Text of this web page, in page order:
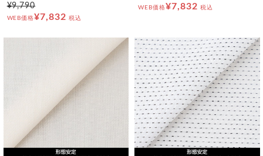
¥9,790
WEB価格¥7,832 税込
WEB価格¥7,832 税込